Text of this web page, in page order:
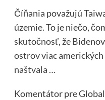
Číňania považujú
územie. To je niečo,
skutočnosť, že
ostrov viac amerických
naštvala …
Komentátor pre